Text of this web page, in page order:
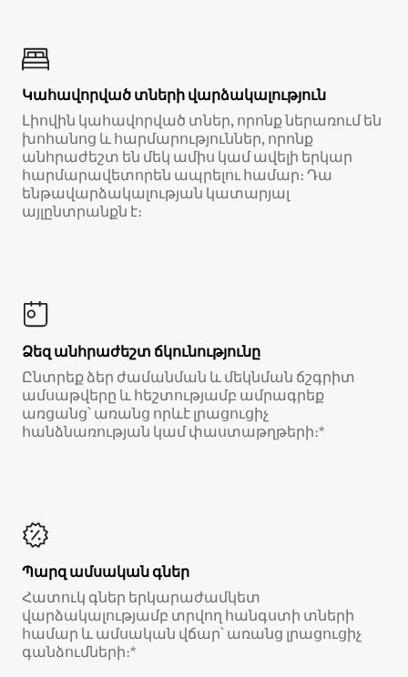
Կահավորված տների վարձակալություն
Լիովին կահավորված տներ, որոնք ներառում են
խոհանոց և հարմարություններ, որոնք
անհրաժեշտ են մեկ ամիս կամ ավելի երկար
հարմարավետորեն ապրելու համար։ Դա
ենթավարձակալության կատարյալ
այլընտրանքն է։
Ձեզ անհրաժեշտ ճկունությունը
Ընտրեք ձեր ժամանման և մեկնման ճշգրիտ
ամսաթվերը և հեշտությամբ ամրագրեք
առցանց՝ առանց որևէ լրացուցիչ
հանձնառության կամ փաստաթղթերի։*
Պարզ ամսական գներ
Հատուկ գներ երկարաժամկետ
վարձակալությամբ տրվող հանգստի տների
համար և ամսական վճար՝ առանց լրացուցիչ
գանձումների։*